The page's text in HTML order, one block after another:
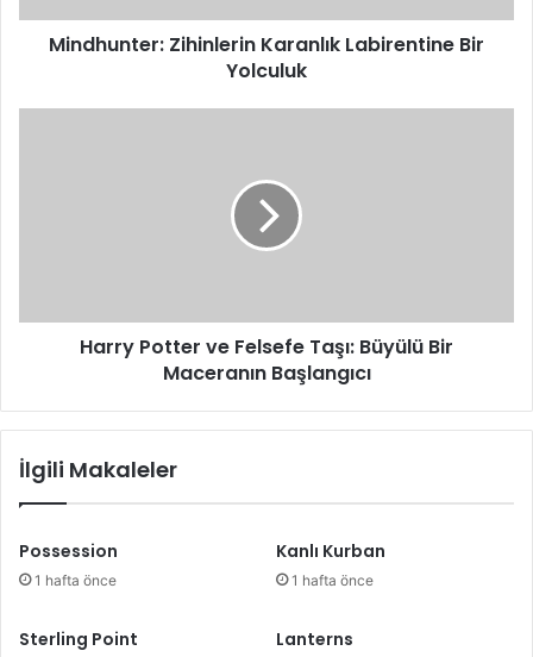
Mindhunter: Zihinlerin Karanlık Labirentine Bir
Yolculuk
Başlangıcı
Harry Potter ve Felsefe Taşı: Büyülü Bir
Maceranın Başlangıcı
İlgili Makaleler
Possession
1 hafta önce
Kanlı Kurban
1 hafta önce
Sterling Point Lanterns